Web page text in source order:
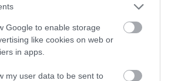
Google to enable storage
like cookies on web or
in apps.
my user data to be sent to